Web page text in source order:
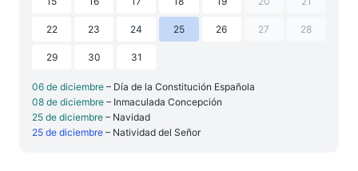
22 23 24 25 26 27 28
29 30 31
06 de diciembre – Día de la Constitución Española
08 de diciembre – Inmaculada Concepción
25 de diciembre – Navidad
25 de diciembre – Natividad del Señor